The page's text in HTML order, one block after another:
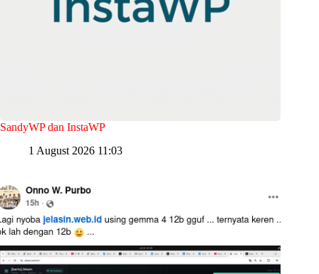
SandyWP dan InstaWP
1 August 2026 11:03